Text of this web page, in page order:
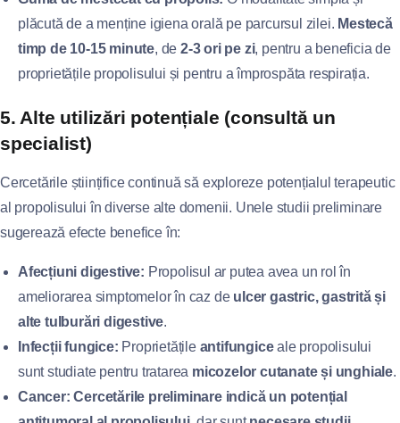
plăcută de a menține igiena orală pe parcursul zilei. Mestecă
timp de 10-15 minute, de2-3 ori pe zi, pentru a beneficia de
proprietățile propolisului și pentru a împrospăta respirația.
5. Alte utilizări potențiale (consultă un
specialist)
Cercetările științifice continuă să exploreze potențialul terapeutic
al propolisului în diverse alte domenii. Unele studii preliminare
sugerează efecte benefice în:
Afecțiuni digestive: Propolisul ar putea avea un rol în
ameliorarea simptomelor în caz de ulcer gastric, gastrită și
alte tulburări digestive.
Infecții fungice: Proprietățile antifungiceale propolisului
sunt studiate pentru tratarea micozelor cutanate și unghiale.
Cancer: Cercetările preliminare indică un potențial